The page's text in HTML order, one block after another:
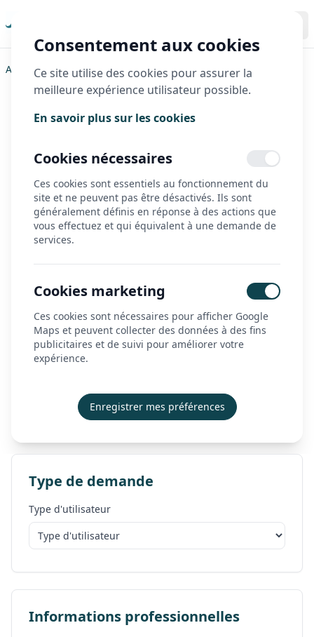
À propos
Actualités
Démonstration
Créer mon compte
Se connecter
Accueil>Contact
Nous contacter
Parlons de votre projet !
Vous avez besoin d’un renseignement,
d’un devis ou simplement de conseils
personnalisés ?
Notre équipe est à votre écoute ! Remplissez le
projet.
Envie d’échanger en direct ?
Venez nous rencontrer du lundi au vendredi, de
9h00 à 12h00 et de 14h00 à 17h00, au 12 Rue des
Longs Réages, 28230 Épernon.
Appelez-nous dès maintenant au02 45 26 01 70
Type de demande
Type d'utilisateur
Informations professionnelles
Consentement aux cookies
Ce site utilise des cookies pour assurer la
meilleure expérience utilisateur possible.
En savoir plus sur les cookies
Cookies nécessaires
Ces cookies sont essentiels au fonctionnement du
site et ne peuvent pas être désactivés. Ils sont
généralement définis en réponse à des actions que
vous effectuez et qui équivalent à une demande de
services.
Cookies marketing
Ces cookies sont nécessaires pour afficher Google
Maps et peuvent collecter des données à des fins
publicitaires et de suivi pour améliorer votre
expérience.
Enregistrer mes préférences